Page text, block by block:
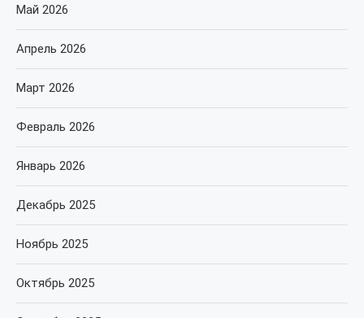
Май 2026
Апрель 2026
Март 2026
Февраль 2026
Январь 2026
Декабрь 2025
Ноябрь 2025
Октябрь 2025